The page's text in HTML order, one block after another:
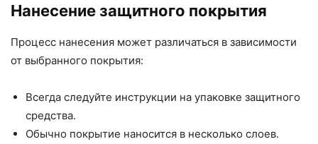
Нанесение защитного покрытия
Процесс нанесения может различаться в зависимости
от выбранного покрытия:
Всегда следуйте инструкции на упаковке защитного
средства.
Обычно покрытие наносится в несколько слоев.